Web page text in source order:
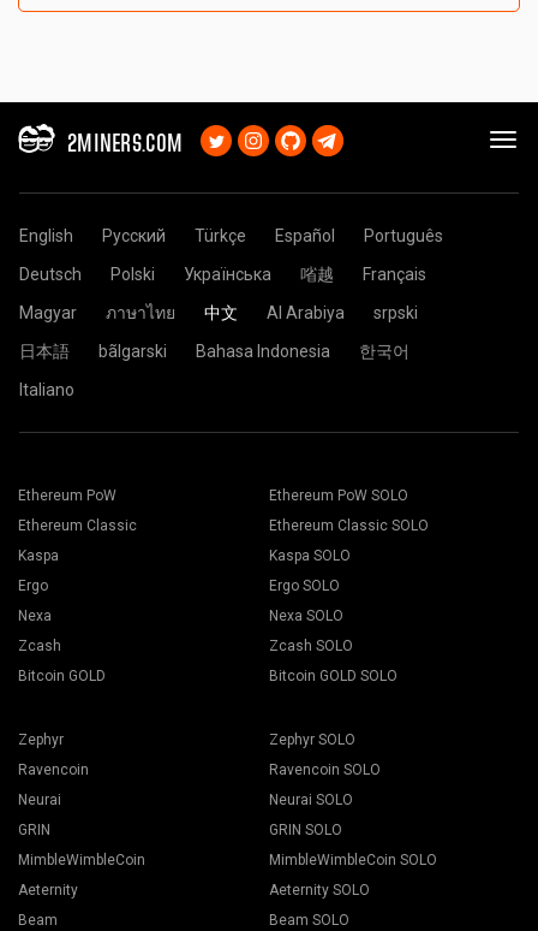
2MINERS.COM
English Русский Türkçe Español
Português
Deutsch
Polski Українська 㗂越
Français
Magyar
ภาษาไทย 中文 Al Arabiya
srpski
日本語
bãlgarski Bahasa Indonesia
한국어
Italiano
Ethereum PoW
Ethereum Classic
Kaspa
Ergo
Nexa
Zcash
Bitcoin GOLD
Ethereum PoW SOLO
Ethereum Classic SOLO
Kaspa SOLO
Ergo SOLO
Nexa SOLO
Zcash SOLO
Bitcoin GOLD SOLO
Zephyr
Ravencoin
Neurai
GRIN
MimbleWimbleCoin
Aeternity
Beam
Zephyr SOLO
Ravencoin SOLO
Neurai SOLO
GRIN SOLO
MimbleWimbleCoin SOLO
Aeternity SOLO
Beam SOLO